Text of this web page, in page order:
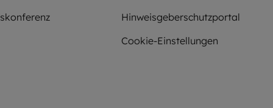
Hinweisgeberschutzportal
Cookie-Einstellungen